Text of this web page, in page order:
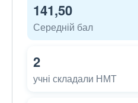
141,50
Середній бал
2
учні складали НМТ